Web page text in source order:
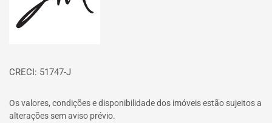
CRECI: 51747-J
Os valores, condições e disponibilidade dos imóveis estão sujeitos a
alterações sem aviso prévio.